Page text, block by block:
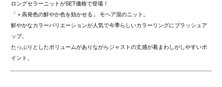
ロングセラーニットがSET価格で登場！
「＋高発色の鮮やか色を効かせる」 モヘア混のニット。
鮮やかなカラーバリエーションが人気で今季らしいカラーリングにブラッシュア
ップ。
たっぷりとしたボリュームがありながらジャストの丈感が着まわしがしやすいポ
イント。